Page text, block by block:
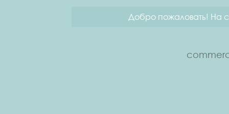
Добро пожаловать! На